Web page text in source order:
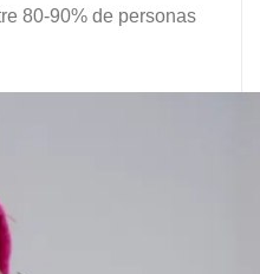
80-90% de personas